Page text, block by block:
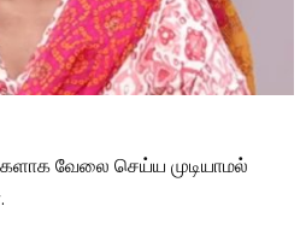
வேலை செய்ய முடியாமல்